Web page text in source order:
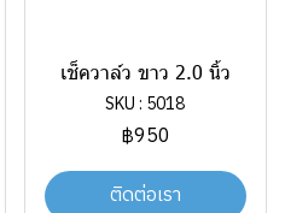
เช็ควาล์ว ขาว 2.0 นิ้ว
SKU : 5018
฿950
ติดต่อเรา